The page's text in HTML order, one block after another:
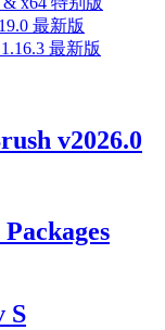
最新版
最新版
v2026.0
S